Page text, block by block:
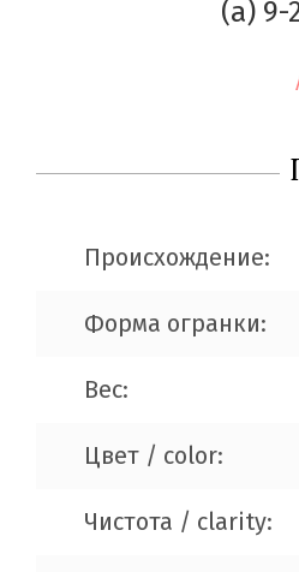
Происхождение:
Форма огранки:
Вес:
Цвет / color:
Чистота / clarity: